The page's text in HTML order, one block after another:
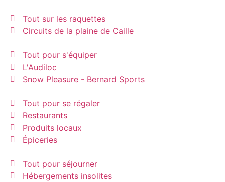
Tout sur les raquettes
Circuits de la plaine de Caille
Tout pour s'équiper
L'Audiloc
Snow Pleasure - Bernard Sports
Tout pour se régaler
Restaurants
Produits locaux
Épiceries
Tout pour séjourner
Hébergements insolites